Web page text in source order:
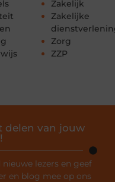
Zakelijk
Zakelijke
Zorg
ZZP
delen van jouw
lezers en geef
en blog mee op ons